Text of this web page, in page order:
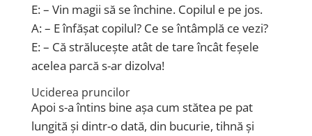
E: – Vin magii să se închine. Copilul e pe jos.
A: – E înfășat copilul? Ce se întâmplă ce vezi?
E: – Că strălucește atât de tare încât feșele
acelea parcă s-ar dizolva!
Uciderea pruncilor
Apoi s-a întins bine așa cum stătea pe pat
lungită și dintr-o dată, din bucurie, tihnă și